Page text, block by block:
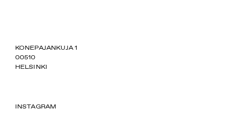
SUOMIAREENA
KONEPAJANKUJA 1
00510
HELSINKI
INSTAGRAM